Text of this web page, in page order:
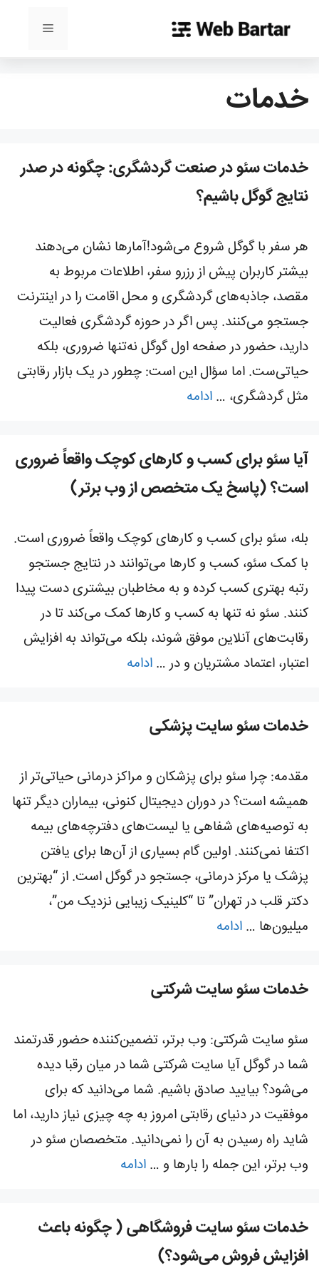
فهرست
خدمات
خدمات سئو در صنعت گردشگری: چگونه در صدر
نتایج گوگل باشیم؟
هر سفر با گوگل شروع می‌شود!آمارها نشان می‌دهند
بیشتر کاربران پیش از رزرو سفر، اطلاعات مربوط به
مقصد، جاذبه‌های گردشگری و محل اقامت را در اینترنت
جستجو می‌کنند. پس اگر در حوزه گردشگری فعالیت
دارید، حضور در صفحه اول گوگل نه‌تنها ضروری، بلکه
حیاتی‌ست. اما سؤال این است: چطور در یک بازار رقابتی
مثل گردشگری، … ادامه
آیا سئو برای کسب و کارهای کوچک واقعاً ضروری
است؟ (پاسخ یک متخصص از وب برتر)
بله، سئو برای کسب و کارهای کوچک واقعاً ضروری است.
با کمک سئو، کسب و کارها می‌توانند در نتایج جستجو
رتبه بهتری کسب کرده و به مخاطبان بیشتری دست پیدا
کنند. سئو نه تنها به کسب و کارها کمک می‌کند تا در
رقابت‌های آنلاین موفق شوند، بلکه می‌تواند به افزایش
اعتبار، اعتماد مشتریان و در … ادامه
خدمات سئو سایت پزشکی
مقدمه: چرا سئو برای پزشکان و مراکز درمانی حیاتی‌تر از
همیشه است؟ در دوران دیجیتال کنونی، بیماران دیگر تنها
به توصیه‌های شفاهی یا لیست‌های دفترچه‌های بیمه
اکتفا نمی‌کنند. اولین گام بسیاری از آن‌ها برای یافتن
پزشک یا مرکز درمانی، جستجو در گوگل است. از “بهترین
دکتر قلب در تهران” تا “کلینیک زیبایی نزدیک من”،
میلیون‌ها … ادامه
خدمات سئو سایت شرکتی
سئو سایت شرکتی: وب برتر، تضمین‌کننده حضور قدرتمند
شما در گوگل آیا سایت شرکتی شما در میان رقبا دیده
می‌شود؟ بیایید صادق باشیم. شما می‌دانید که برای
موفقیت در دنیای رقابتی امروز به چه چیزی نیاز دارید، اما
شاید راه رسیدن به آن را نمی‌دانید. متخصصان سئو در
وب برتر، این جمله را بارها و … ادامه
خدمات سئو سایت فروشگاهی ( چگونه باعث
افزایش فروش می‌شود؟)